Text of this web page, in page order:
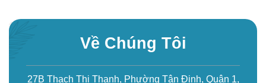
Về Chúng Tôi
27B Thạch Thị Thanh, Phường Tân Định, Quận 1,